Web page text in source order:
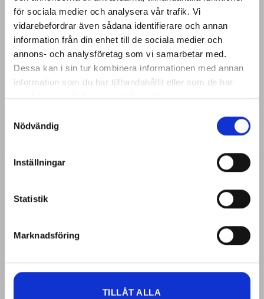
FÅ VÅRT NYHETSBREV
Anmäl dig här för att bli uppdaterad med nyheter,
trender & VIP events
post
Integritetspolicy
Ja tack, jag vill ta emot nyhetsbrev från Depend och
godkänner att ni sparar mina personuppgifter, namn och
för sociala medier och analysera vår trafik. Vi
vidarebefordrar även sådana identifierare och annan
information från din enhet till de sociala medier och
annons- och analysföretag som vi samarbetar med.
Dessa kan i sin tur kombinera informationen med annan
information som du har tillhandahållit eller som de har
samlat in när du har använt deras tjänster.
Nödvändig
Inställningar
Statistik
Marknadsföring
TILLÅT ALLA
önskelistan
dependcosmetic